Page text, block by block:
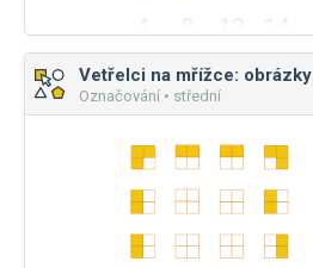
Vetřelci na mřížce: obrázky
Označování • střední